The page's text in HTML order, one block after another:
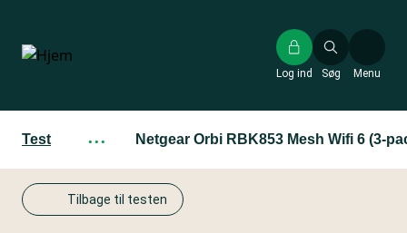
hovedindhold
Søg
Log ind Menu
Test ··· Netgear Orbi RBK853 Mesh Wifi 6 (3-
Tilbage til testen